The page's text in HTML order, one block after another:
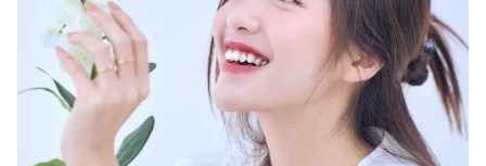
Photo Infographic
Video Shorts video